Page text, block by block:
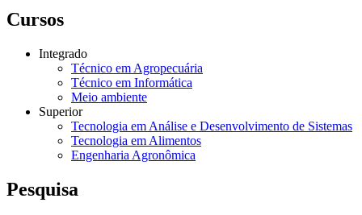
Cursos
Integrado
Técnico em Agropecuária
Técnico em Informática
Meio ambiente
Superior
Tecnologia em Análise e Desenvolvimento de Sistemas
Tecnologia em Alimentos
Engenharia Agronômica
Pesquisa